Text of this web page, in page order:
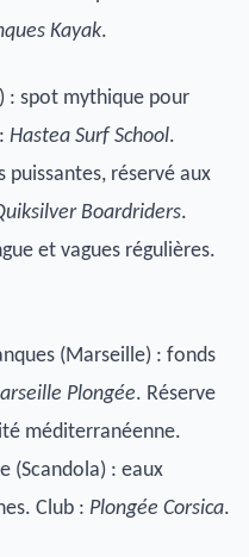
Kayak.
: spot mythique pour
Hastea Surf School.
puissantes, réservé aux
Boardriders.
et vagues régulières.
(Marseille) : fonds
Plongée. Réserve
méditerranéenne.
(Scandola) : eaux
Club : Plongée Corsica.